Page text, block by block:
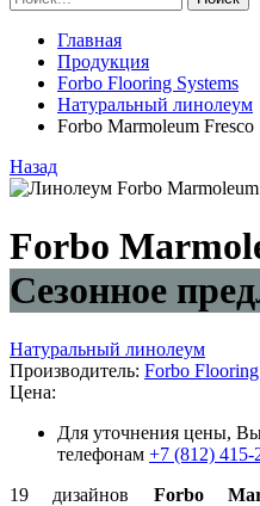
Главная
Продукция
Forbo Flooring Systems
Натуральный линолеум
Forbo Marmoleum Fresco
Назад
Forbo
Сезонное
Натуральный линолеум
Производитель: Forbo Flooring
Цена:
Для уточнения цены,
телефонам +7 (812) 415-
19 дизайнов Forbo